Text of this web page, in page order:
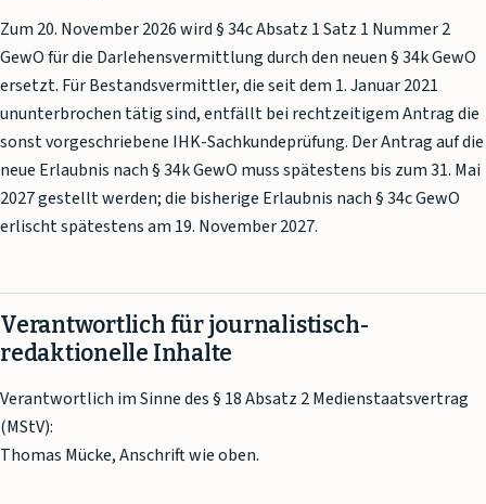
Zum 20. November 2026 wird § 34c Absatz 1 Satz 1 Nummer 2
GewO für die Darlehensvermittlung durch den neuen § 34k GewO
ersetzt. Für Bestandsvermittler, die seit dem 1. Januar 2021
ununterbrochen tätig sind, entfällt bei rechtzeitigem Antrag die
sonst vorgeschriebene IHK-Sachkundeprüfung. Der Antrag auf die
neue Erlaubnis nach § 34k GewO muss spätestens bis zum 31. Mai
2027 gestellt werden; die bisherige Erlaubnis nach § 34c GewO
erlischt spätestens am 19. November 2027.
Verantwortlich für journalistisch-
redaktionelle Inhalte
Verantwortlich im Sinne des § 18 Absatz 2 Medienstaatsvertrag
(MStV):
Thomas Mücke, Anschrift wie oben.